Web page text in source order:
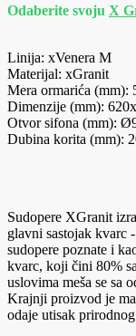
Odaberite svoju X
Linija: xVenera M
Materijal: xGranit
Mera ormarića (mm):
Dimenzije (mm):
Otvor sifona (mm):
Dubina korita (mm):
Sudopere XGranit
glavni sastojak kvarc
sudopere poznate i
kvarc, koji čini 80%
uslovima meša se sa
Krajnji proizvod je
odaje utisak